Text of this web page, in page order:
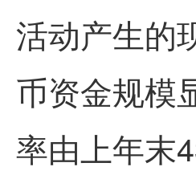
活动产生的
币资金规模
率由上年末